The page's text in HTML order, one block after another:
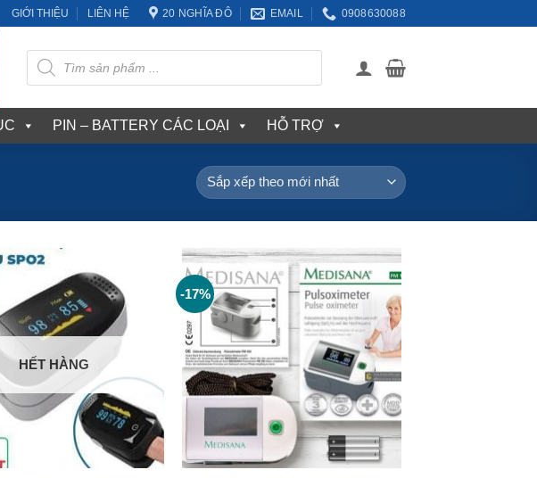
GIỚI THIỆU LIÊN HỆ 20 NGHĨA ĐÔ EMAIL 0908630088
Tìm
kiếm
sản
phẩm
PIN – BATTERY CÁC LOẠI HỖ TRỢ
HẾT HÀNG
-17%
+